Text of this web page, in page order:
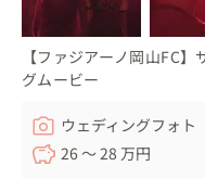
【ファジアーノ岡山FC
グムービー
ウェディングフォト
26 〜 28 万円